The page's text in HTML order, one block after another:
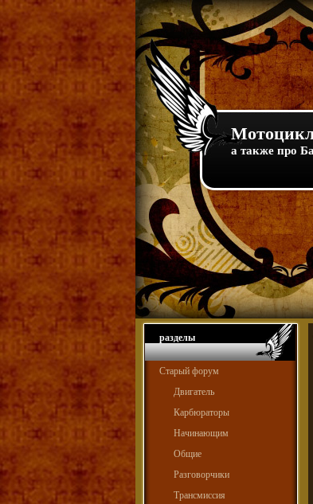
а также про
разделы
Старый форум
Двигатель
Карбюраторы
Начинающим
Общие
Разговорчики
Трансмиссия